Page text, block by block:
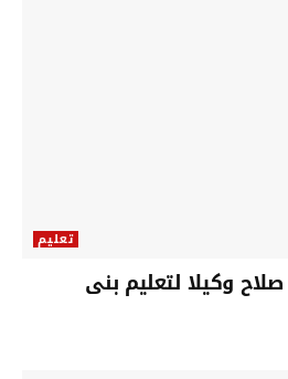
تعليم
وكيلا لتعليم بنى